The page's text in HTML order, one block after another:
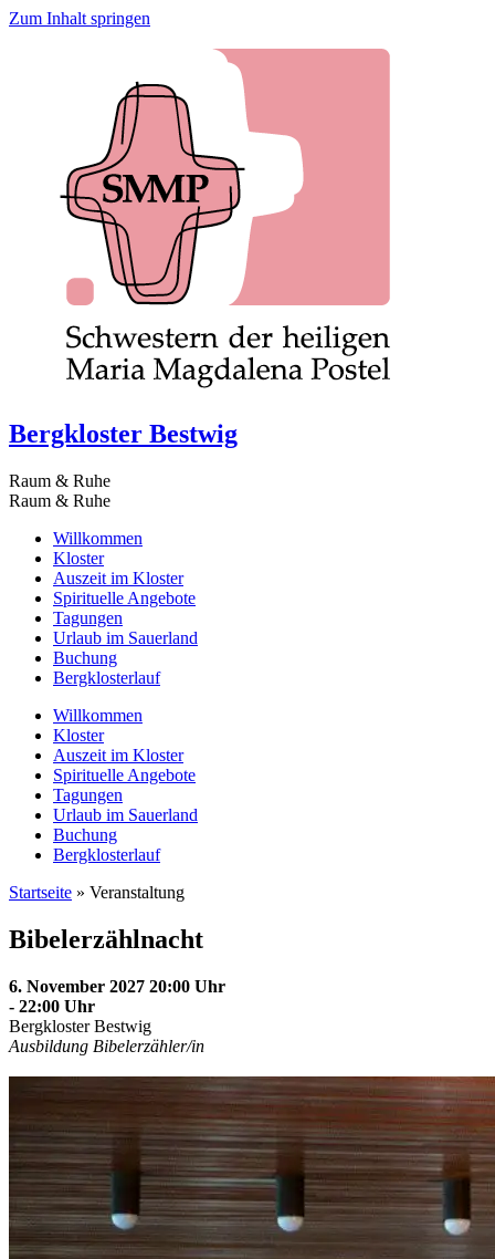
Zum Inhalt springen
Bergkloster Bestwig
Raum & Ruhe
Raum & Ruhe
Willkommen
Kloster
Auszeit im Kloster
Spirituelle Angebote
Tagungen
Urlaub im Sauerland
Buchung
Bergklosterlauf
Willkommen
Kloster
Auszeit im Kloster
Spirituelle Angebote
Tagungen
Urlaub im Sauerland
Buchung
Bergklosterlauf
Startseite » Veranstaltung
Bibelerzählnacht
6. November 2027 20:00 Uhr
- 22:00 Uhr
Bergkloster Bestwig
Ausbildung Bibelerzähler/in